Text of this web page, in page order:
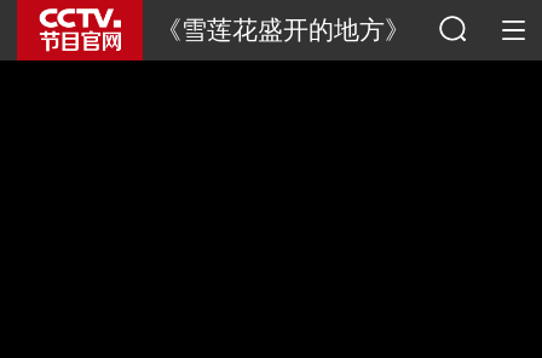
《雪莲花盛开的地方》